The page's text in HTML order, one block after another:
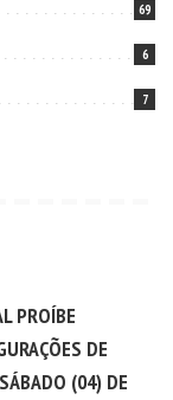
69
6
7
PROÍBE
DE
(04) DE